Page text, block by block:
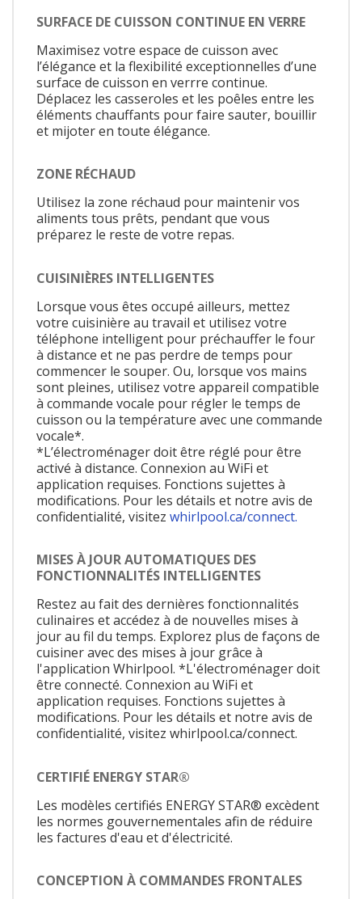
SURFACE DE CUISSON CONTINUE EN VERRE
Maximisez votre espace de cuisson avec
l’élégance et la flexibilité exceptionnelles d’une
surface de cuisson en verrre continue.
Déplacez les casseroles et les poêles entre les
éléments chauffants pour faire sauter, bouillir
et mijoter en toute élégance.
ZONE RÉCHAUD
Utilisez la zone réchaud pour maintenir vos
aliments tous prêts, pendant que vous
préparez le reste de votre repas.
CUISINIÈRES INTELLIGENTES
Lorsque vous êtes occupé ailleurs, mettez
votre cuisinière au travail et utilisez votre
téléphone intelligent pour préchauffer le four
à distance et ne pas perdre de temps pour
commencer le souper. Ou, lorsque vos mains
sont pleines, utilisez votre appareil compatible
à commande vocale pour régler le temps de
cuisson ou la température avec une commande
vocale*.
*L’électroménager doit être réglé pour être
activé à distance. Connexion au WiFi et
application requises. Fonctions sujettes à
modifications. Pour les détails et notre avis de
confidentialité, visitez whirlpool.ca/connect.
MISES À JOUR AUTOMATIQUES DES
FONCTIONNALITÉS INTELLIGENTES
Restez au fait des dernières fonctionnalités
culinaires et accédez à de nouvelles mises à
jour au fil du temps. Explorez plus de façons de
cuisiner avec des mises à jour grâce à
l'application Whirlpool. *L'électroménager doit
être connecté. Connexion au WiFi et
application requises. Fonctions sujettes à
modifications. Pour les détails et notre avis de
confidentialité, visitez whirlpool.ca/connect.
CERTIFIÉ ENERGY STAR®
Les modèles certifiés ENERGY STAR® excèdent
les normes gouvernementales afin de réduire
les factures d'eau et d'électricité.
CONCEPTION À COMMANDES FRONTALES